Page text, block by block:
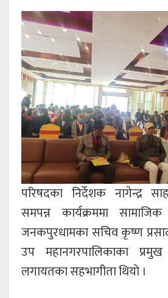
परिषदका निर्देशक नागेन्द्र
समपन्न कार्यक्रममा
जनकपुरधामका सचिव कृष्ण
उप महानगरपालिकाका
लगायतका सहभागीता थियो ।